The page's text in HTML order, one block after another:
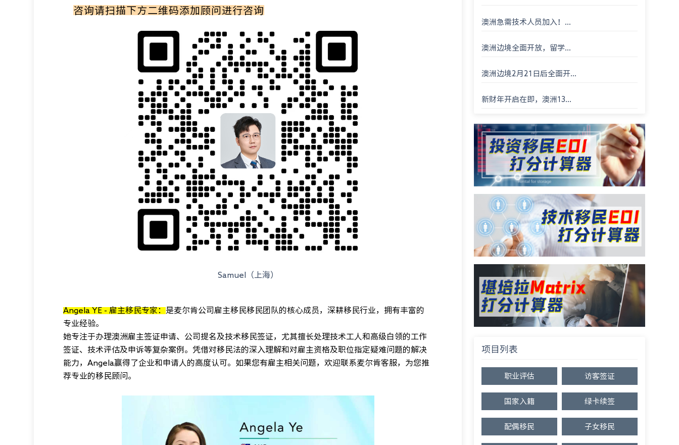
咨询请扫描下方二维码添加顾问进行咨询
Samuel（上海）
Angela YE - 雇主移民专家： 是麦尔肯公司雇主移民移民团队的核心成员，深耕移民行业，拥有丰富的
专业经验。
她专注于办理澳洲雇主签证申请、公司提名及技术移民签证，尤其擅长处理技术工人和高级白领的工作
签证、技术评估及申诉等复杂案例。凭借对移民法的深入理解和对雇主资格及职位指定疑难问题的解决
能力，Angela赢得了企业和申请人的高度认可。如果您有雇主相关问题，欢迎联系麦尔肯客服，为您推
荐专业的移民顾问。
澳洲急需技术人员加入！...
澳洲边境全面开放，留学...
澳洲边境2月21日后全面开...
新财年开启在即，澳洲13...
项目列表
职业评估 访客签证
国家入籍 绿卡续签
配偶移民 子女移民